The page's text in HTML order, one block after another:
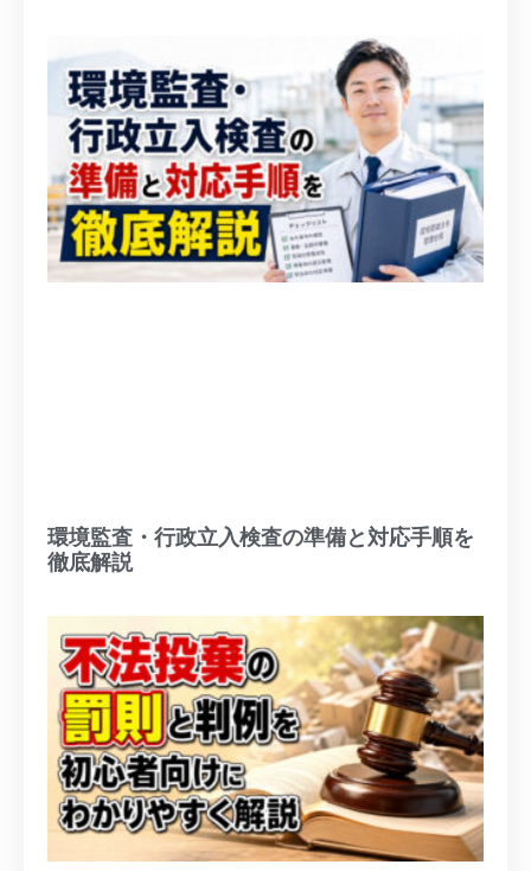
環境監査・行政立入検査の準備と対応手順を
徹底解説